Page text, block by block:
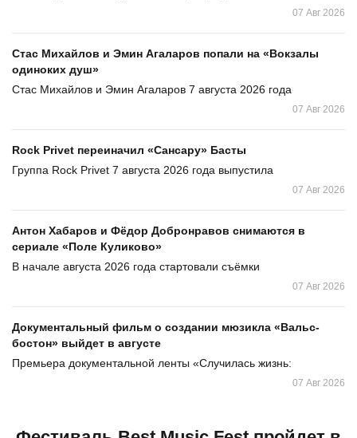
07 Авг 2026
Стас Михайлов и Эмин Агаларов попали на «Вокзалы
одиноких душ»
Стас Михайлов и Эмин Агаларов 7 августа 2026 года
07 Авг 2026
Rock Privet переиначил «Сансару» Басты
Группа Rock Privet 7 августа 2026 года выпустила
07 Авг 2026
Антон Хабаров и Фёдор Добронравов снимаются в
сериале «Поле Куликово»
В начале августа 2026 года стартовали съёмки
07 Авг 2026
Документальный фильм о создании мюзикла «Вальс-
бостон» выйдет в августе
Премьера документальной ленты «Случилась жизнь:
07 Авг 2026